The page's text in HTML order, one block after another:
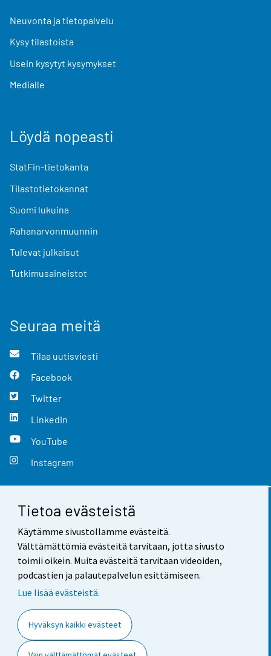
Tietoa evästeistä
Käytämme sivustollamme evästeitä.
Välttämättömiä evästeitä tarvitaan, jotta sivusto
toimii oikein. Muita evästeitä tarvitaan videoiden,
podcastien ja palautepalvelun esittämiseen.
Lue lisää evästeistä.
Hyväksyn kaikki evästeet
Neuvonta ja tietopalvelu
Kysy tilastoista
Usein kysytyt kysymykset
Medialle
Löydä nopeasti
StatFin-tietokanta
Tilastotietokannat
Suomi lukuina
Rahanarvonmuunnin
Tulevat julkaisut
Tutkimusaineistot
Seuraa meitä
Tilaa uutisviesti
Facebook
Twitter
LinkedIn
YouTube
Instagram
Yhteystiedot
Palaute
Käyttöehdot
Saavutettavuus
Tietoa sivustosta